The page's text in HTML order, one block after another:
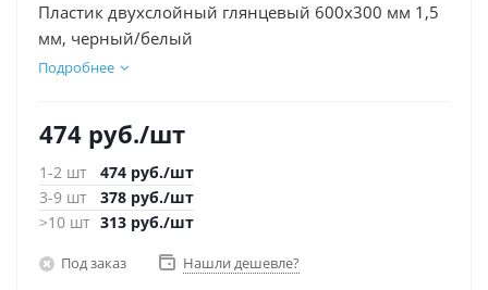
Пластик двухслойный глянцевый 600х300 мм 1,5
мм, черный/белый
Подробнее
474 руб./шт
1-2 шт 474 руб./шт
3-9 шт
378 руб./шт
>10 шт 313 руб./шт
Под заказ Нашли дешевле?